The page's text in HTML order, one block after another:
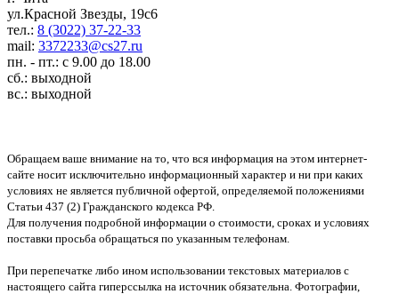
ул.Красной Звезды, 19с6
тел.: 8 (3022) 37-22-33
mail: 3372233@cs27.ru
пн. - пт.: с 9.00 до 18.00
сб.: выходной
вс.: выходной
Обращаем ваше внимание на то, что вся информация на этом интернет-
сайте носит исключительно информационный характер и ни при каких
условиях не является публичной офертой, определяемой положениями
Статьи 437 (2) Гражданского кодекса РФ.
Для получения подробной информации о стоимости, сроках и условиях
поставки просьба обращаться по указанным телефонам.
При перепечатке либо ином использовании текстовых материалов с
настоящего сайта гиперссылка на источник обязательна. Фотографии,